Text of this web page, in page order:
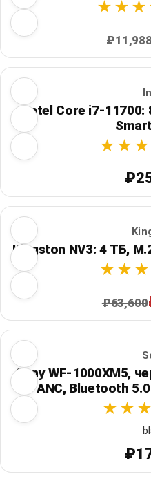
Intel Core i7-11700:
Kingston NV3: 4 ТБ,
₽63,600
Sony WF-1000XM5,
с ANC, Bluetooth